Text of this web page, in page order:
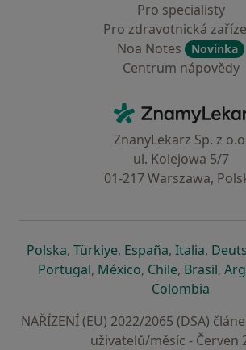
Pro specialisty
Pro zdravotnická
Noa Notes
Novinka
Centrum nápovědy
ZnamyLekar
ZnanyLekarz Sp. z
ul. Kolejowa 5/7
01-217 Warszawa,
Polskase otevře v nové záložce
, Türkiyese otevře v nové
, Españase otevře v
, Italiase
,
Portugalse otevře v nové záložce
, Méxicose otevře v nové
, Chilese otevře v
, Brasilse
,
Colombia
NAŘÍZENÍ (EU) 2022/2065 (DSA)
uživatelů/měsíc - Červen